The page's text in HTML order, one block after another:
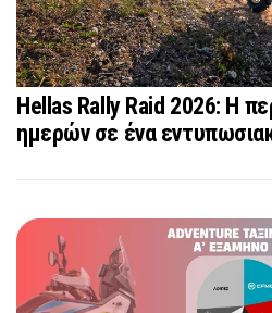
Hellas Rally Raid 2026: Η
ημερών σε ένα